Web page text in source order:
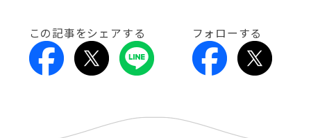
この記事をシェアする フォローする